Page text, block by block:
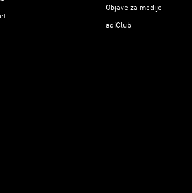
Objave za medije
adiClub